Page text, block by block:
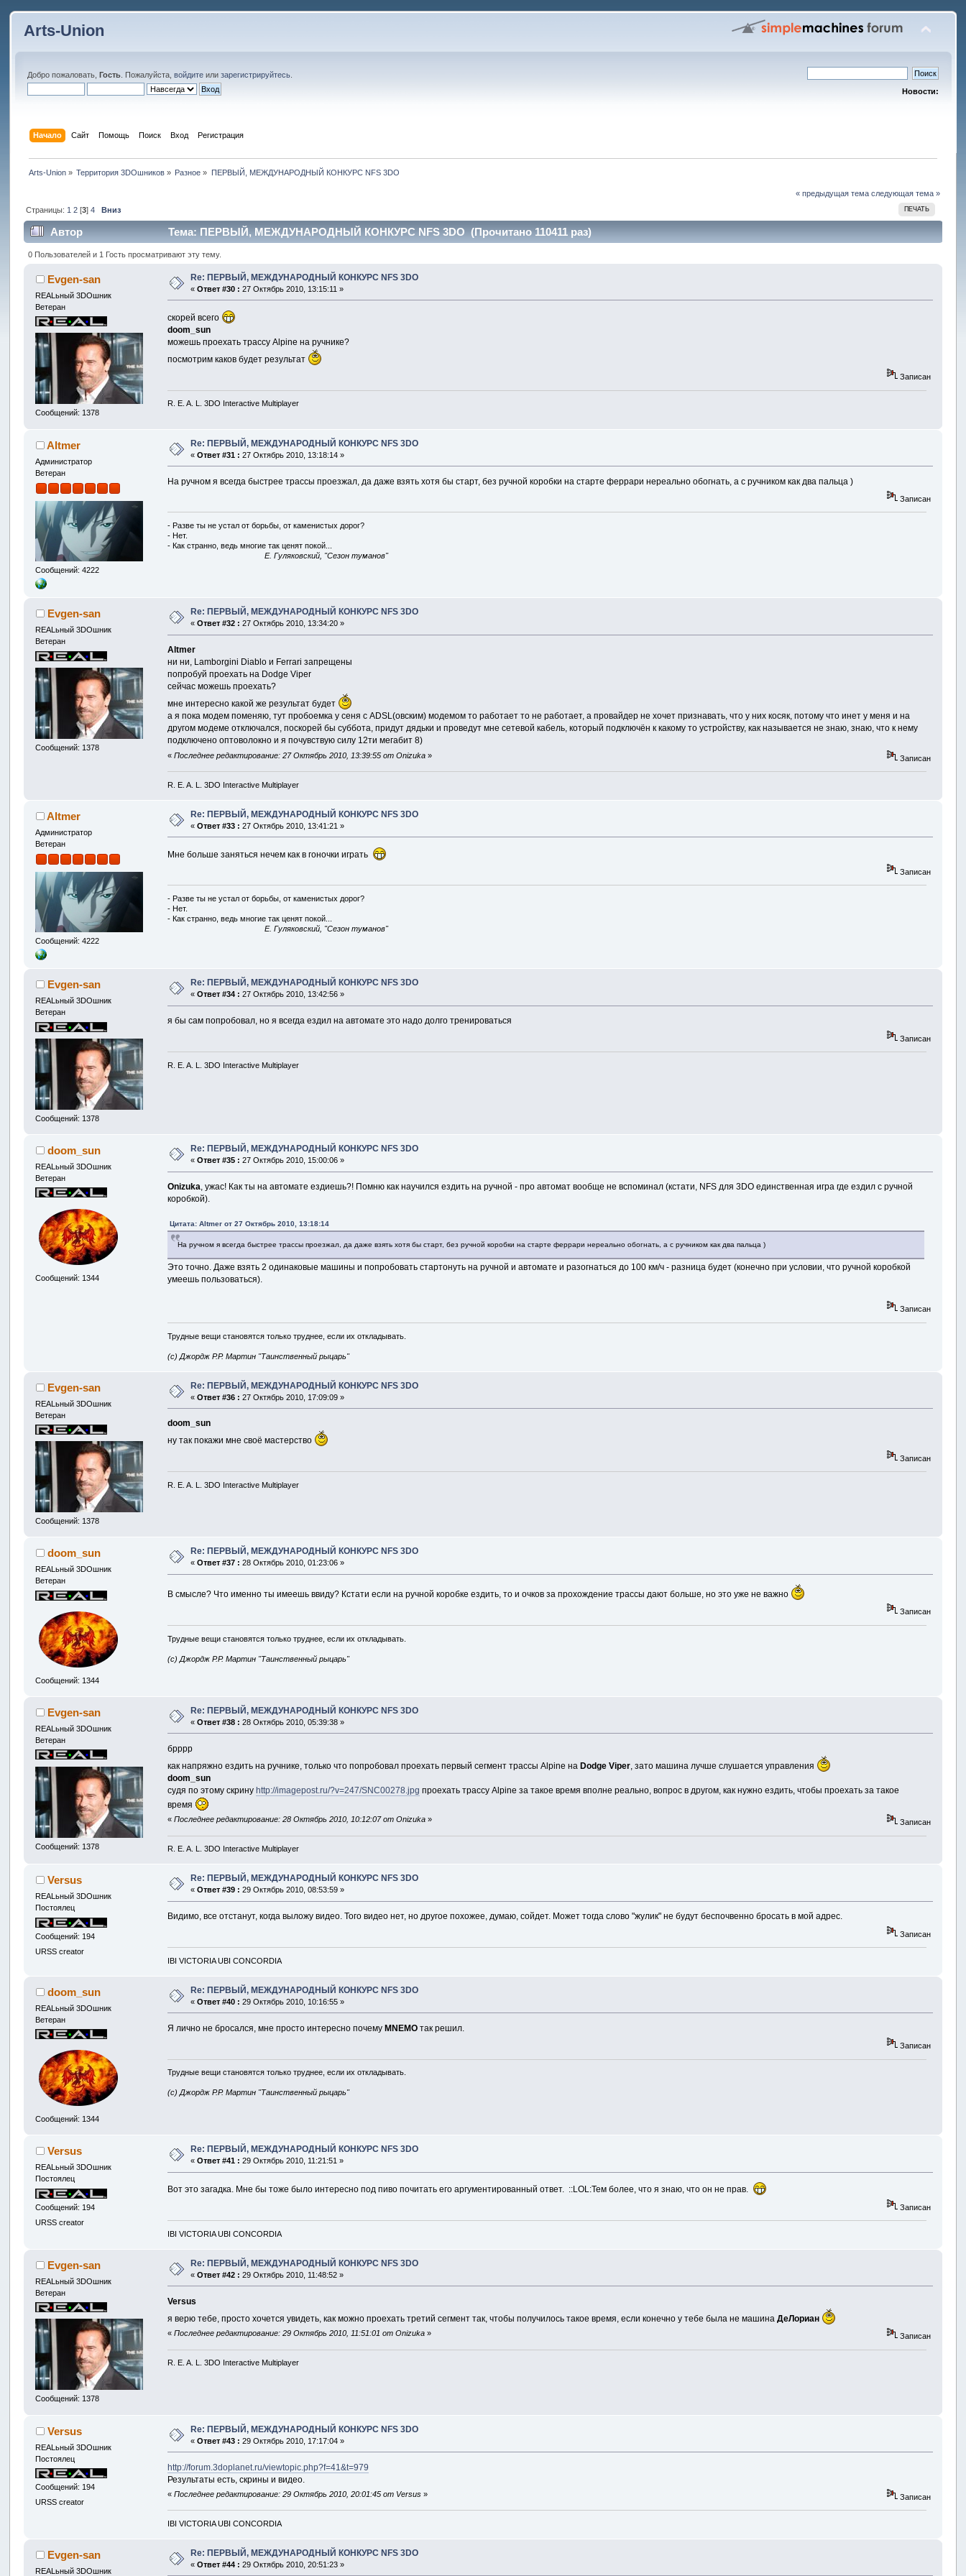
Arts-Union
Добро пожаловать,Гость . Пожалуйста,войдите илизарегистрируйтесь
Новости:
Начало Сайт Помощь Поиск Вход Регистрация
Arts-Union» Территория 3DOшников » Разное » ПЕРВЫЙ, МЕЖДУНАРОДНЫЙ КОНКУРС NFS 3DO
« предыдущая тема следующая тема »
ПЕЧАТЬ
Страницы: 1 2[3] 4 Вниз
Автор Тема: ПЕРВЫЙ, МЕЖДУНАРОДНЫЙ КОНКУРС NFS 3DO (Прочитано 110411 раз)
0 Пользователей и 1 Гость просматривают эту тему.
Evgen-san
REALьный 3DOшник
Ветеран
Сообщений: 1378
Re: ПЕРВЫЙ, МЕЖДУНАРОДНЫЙ КОНКУРС NFS 3DO
«Ответ #30 : 27 Октябрь 2010, 13:15:11 »
скорей всего
doom_sun
можешь проехать трассу Alpine на ручнике?
посмотрим каков будет результат
Записан
R. E. A. L. 3DO Interactive Multiplayer
Altmer
Администратор
Ветеран
Сообщений: 4222
Re: ПЕРВЫЙ, МЕЖДУНАРОДНЫЙ КОНКУРС NFS 3DO
«Ответ #31 : 27 Октябрь 2010, 13:18:14 »
На ручном я всегда быстрее трассы проезжал, да даже взять хотя бы старт, без ручной коробки на старте феррари нереально обогнать, а с ручником как два пальца )
Записан
- Разве ты не устал от борьбы, от каменистых дорог?
- Нет.
- Как странно, ведь многие так ценят покой...
E. Гуляковский, "Сезон туманов"
Evgen-san
REALьный 3DOшник
Ветеран
Сообщений: 1378
Re: ПЕРВЫЙ, МЕЖДУНАРОДНЫЙ КОНКУРС NFS 3DO
«Ответ #32 : 27 Октябрь 2010, 13:34:20 »
Altmer
ни ни, Lamborgini Diablo и Ferrari запрещены
попробуй проехать на Dodge Viper
сейчас можешь проехать?
мне интересно какой же результат будет
а я пока модем поменяю, тут пробоемка у сеня с ADSL(овским) модемом то работает то не работает, а провайдер не хочет признавать, что у них косяк, потому что инет у меня и на
другом модеме отключался, поскорей бы суббота, придут дядьки и проведут мне сетевой кабель, который подключён к какому то устройству, как называется не знаю, знаю, что к нему
подключено оптоволокно и я почувствую силу 12ти мегабит 8)
«Последнее редактирование: 27 Октябрь 2010, 13:39:55 от Onizuka » Записан
R. E. A. L. 3DO Interactive Multiplayer
Altmer
Администратор
Ветеран
Сообщений: 4222
Re: ПЕРВЫЙ, МЕЖДУНАРОДНЫЙ КОНКУРС NFS 3DO
«Ответ #33 : 27 Октябрь 2010, 13:41:21 »
Мне больше заняться нечем как в гоночки играть
Записан
- Разве ты не устал от борьбы, от каменистых дорог?
- Нет.
- Как странно, ведь многие так ценят покой...
E. Гуляковский, "Сезон туманов"
Evgen-san
REALьный 3DOшник
Ветеран
Сообщений: 1378
Re: ПЕРВЫЙ, МЕЖДУНАРОДНЫЙ КОНКУРС NFS 3DO
«Ответ #34 : 27 Октябрь 2010, 13:42:56 »
я бы сам попробовал, но я всегда ездил на автомате это надо долго тренироваться
Записан
R. E. A. L. 3DO Interactive Multiplayer
doom_sun
REALьный 3DOшник
Ветеран
Сообщений: 1344
Re: ПЕРВЫЙ, МЕЖДУНАРОДНЫЙ КОНКУРС NFS 3DO
«Ответ #35 : 27 Октябрь 2010, 15:00:06 »
Onizuka, ужас! Как ты на автомате ездиешь?! Помню как научился ездить на ручной - про автомат вообще не вспоминал (кстати, NFS для 3DO единственная игра где ездил с ручной
коробкой).
Цитата: Altmer от 27 Октябрь 2010, 13:18:14
На ручном я всегда быстрее трассы проезжал, да даже взять хотя бы старт, без ручной коробки на старте феррари нереально обогнать, а с ручником как два пальца )
Это точно. Даже взять 2 одинаковые машины и попробовать стартонуть на ручной и автомате и разогнаться до 100 км/ч - разница будет (конечно при условии, что ручной коробкой
умеешь пользоваться).
Записан
Трудные вещи становятся только труднее, если их откладывать.
(с) Джордж Р.Р. Мартин "Таинственный рыцарь"
Evgen-san
REALьный 3DOшник
Ветеран
Сообщений: 1378
Re: ПЕРВЫЙ, МЕЖДУНАРОДНЫЙ КОНКУРС NFS 3DO
«Ответ #36 : 27 Октябрь 2010, 17:09:09 »
doom_sun
ну так покажи мне своё мастерство
Записан
R. E. A. L. 3DO Interactive Multiplayer
doom_sun
REALьный 3DOшник
Ветеран
Сообщений: 1344
Re: ПЕРВЫЙ, МЕЖДУНАРОДНЫЙ КОНКУРС NFS 3DO
«Ответ #37 : 28 Октябрь 2010, 01:23:06 »
В смысле? Что именно ты имеешь ввиду? Кстати если на ручной коробке ездить, то и очков за прохождение трассы дают больше, но это уже не важно
Записан
Трудные вещи становятся только труднее, если их откладывать.
(с) Джордж Р.Р. Мартин "Таинственный рыцарь"
Evgen-san
REALьный 3DOшник
Ветеран
Сообщений: 1378
Re: ПЕРВЫЙ, МЕЖДУНАРОДНЫЙ КОНКУРС NFS 3DO
«Ответ #38 : 28 Октябрь 2010, 05:39:38 »
брррр
как напряжно ездить на ручнике, только что попробовал проехать первый сегмент трассы Alpine на Dodge Viper, зато машина лучше слушается управления
doom_sun
судя по этому скрину http://imagepost.ru/?v=247/SNC00278.jpg проехать трассу Alpine за такое время вполне реально, вопрос в другом, как нужно ездить, чтобы проехать за такое
время
«Последнее редактирование: 28 Октябрь 2010, 10:12:07 от Onizuka » Записан
R. E. A. L. 3DO Interactive Multiplayer
Versus
REALьный 3DOшник
Постоялец
Сообщений: 194
URSS creator
Re: ПЕРВЫЙ, МЕЖДУНАРОДНЫЙ КОНКУРС NFS 3DO
«Ответ #39 : 29 Октябрь 2010, 08:53:59 »
Видимо, все отстанут, когда выложу видео. Того видео нет, но другое похожее, думаю, сойдет. Может тогда слово "жулик" не будут беспочвенно бросать в мой адрес.
Записан
IBI VICTORIA UBI CONCORDIA
doom_sun
REALьный 3DOшник
Ветеран
Сообщений: 1344
Re: ПЕРВЫЙ, МЕЖДУНАРОДНЫЙ КОНКУРС NFS 3DO
«Ответ #40 : 29 Октябрь 2010, 10:16:55 »
Я лично не бросался, мне просто интересно почемуMNEMO так решил.
Записан
Трудные вещи становятся только труднее, если их откладывать.
(с) Джордж Р.Р. Мартин "Таинственный рыцарь"
Versus
REALьный 3DOшник
Постоялец
Сообщений: 194
URSS creator
Re: ПЕРВЫЙ, МЕЖДУНАРОДНЫЙ КОНКУРС NFS 3DO
«Ответ #41 : 29 Октябрь 2010, 11:21:51 »
Вот это загадка. Мне бы тоже было интересно под пиво почитать его аргументированный ответ. ::LOL:Тем более, что я знаю, что он не прав.
Записан
IBI VICTORIA UBI CONCORDIA
Evgen-san
REALьный 3DOшник
Ветеран
Сообщений: 1378
Re: ПЕРВЫЙ, МЕЖДУНАРОДНЫЙ КОНКУРС NFS 3DO
«Ответ #42 : 29 Октябрь 2010, 11:48:52 »
Versus
я верю тебе, просто хочется увидеть, как можно проехать третий сегмент так, чтобы получилось такое время, если конечно у тебе была не машинаДеЛориан
«Последнее редактирование: 29 Октябрь 2010, 11:51:01 от Onizuka » Записан
R. E. A. L. 3DO Interactive Multiplayer
Versus
REALьный 3DOшник
Постоялец
Сообщений: 194
URSS creator
Re: ПЕРВЫЙ, МЕЖДУНАРОДНЫЙ КОНКУРС NFS 3DO
«Ответ #43 : 29 Октябрь 2010, 17:17:04 »
http://forum.3doplanet.ru/viewtopic.php?f=41&t=979
Результаты есть, скрины и видео.
«Последнее редактирование: 29 Октябрь 2010, 20:01:45 от Versus » Записан
IBI VICTORIA UBI CONCORDIA
Evgen-san
REALьный 3DOшник
Re: ПЕРВЫЙ, МЕЖДУНАРОДНЫЙ КОНКУРС NFS 3DO
«Ответ #44 : 29 Октябрь 2010, 20:51:23 »